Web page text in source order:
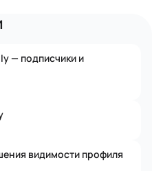
— подписчики и
видимости профиля